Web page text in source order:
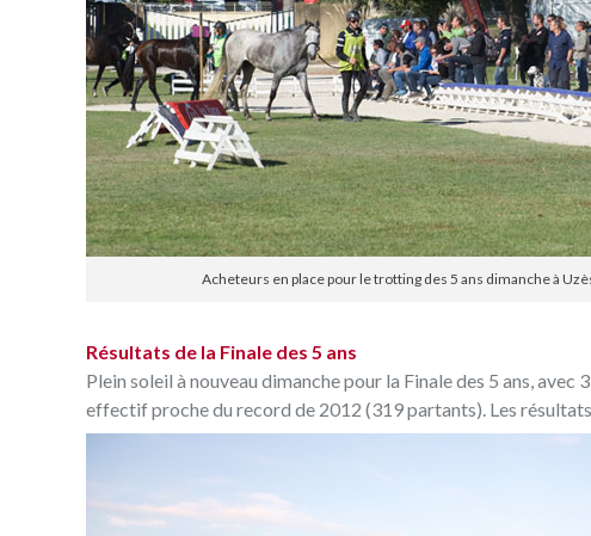
Acheteurs en place pour le trotting des 5 ans dimanche à
Résultats de la Finale des 5 ans
Plein soleil à nouveau dimanche pour la Finale des 5 ans,
effectif proche du record de 2012 (319 partants). Les